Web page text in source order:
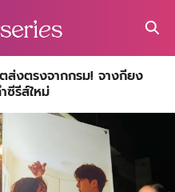
งตรงจากกรม! จางกียง
ซีรีส์ใหม่